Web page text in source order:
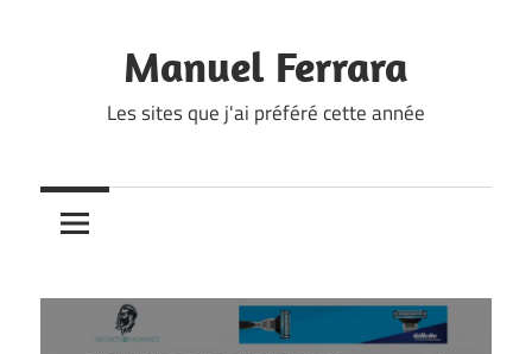
Manuel Ferrara
Les sites que j'ai préféré cette année